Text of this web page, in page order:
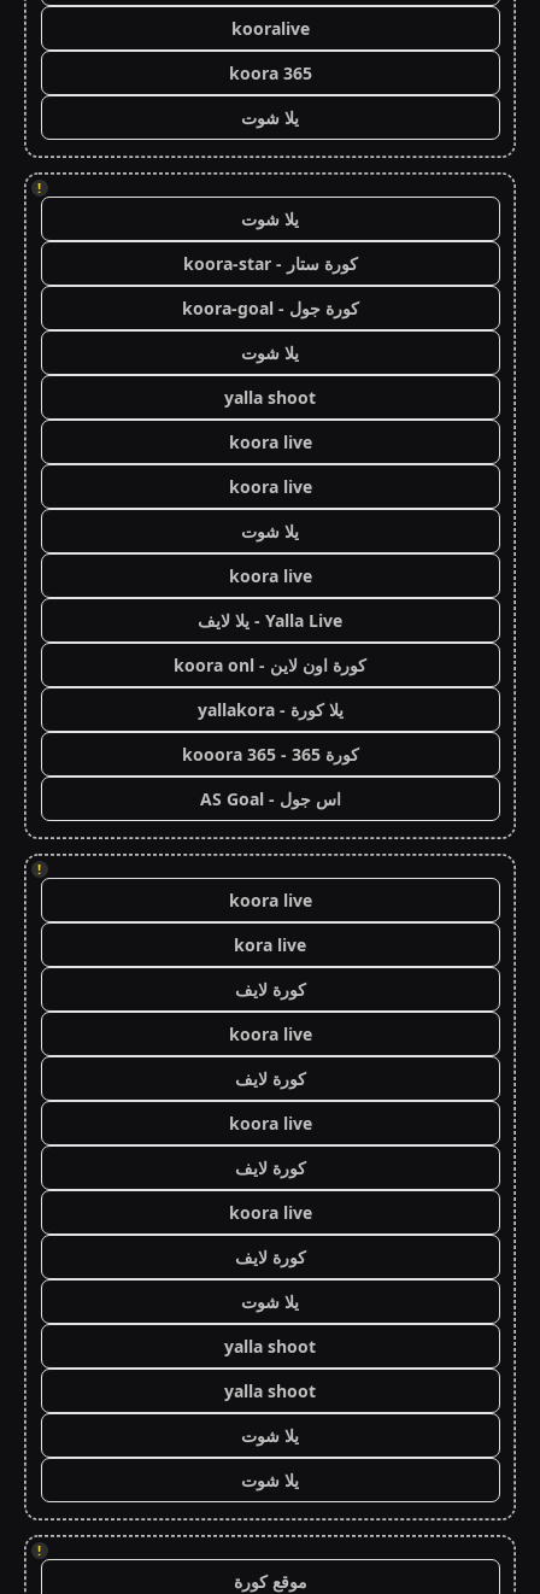
kooralive
koora 365
يلا شوت
!
يلا شوت
كورة ستار - koora-star
كورة جول - koora-goal
يلا شوت
yalla shoot
koora live
koora live
يلا شوت
koora live
Yalla Live - يلا لايف
كورة اون لاين - koora onl
يلا كورة - yallakora
كورة 365 - kooora 365
اس جول - AS Goal
!
koora live
kora live
كورة لايف
koora live
كورة لايف
koora live
كورة لايف
koora live
كورة لايف
يلا شوت
yalla shoot
yalla shoot
يلا شوت
يلا شوت
!
موقع كورة